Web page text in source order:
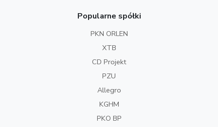
Popularne spółki
PKN ORLEN
XTB
CD Projekt
PZU
Allegro
KGHM
PKO BP